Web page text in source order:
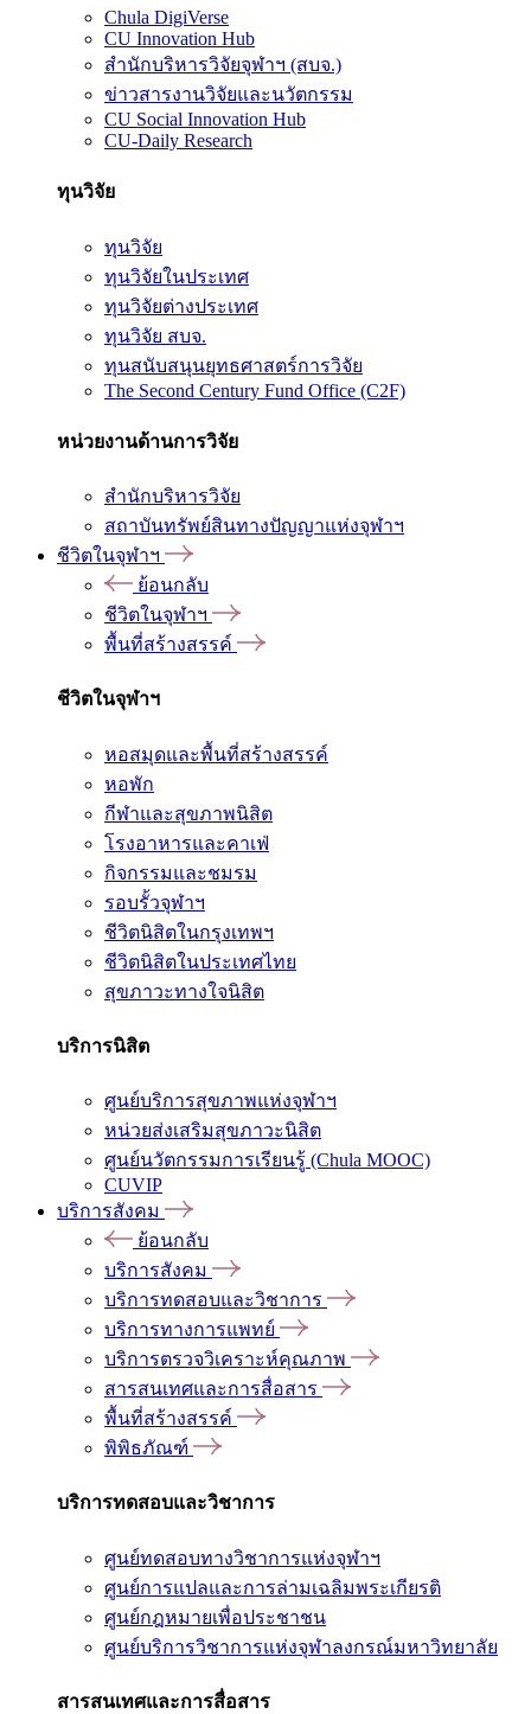
Chula DigiVerse
CU Innovation Hub
สำนักบริหารวิจัยจุฬาฯ (สบจ.)
ข่าวสารงานวิจัยและนวัตกรรม
CU Social Innovation Hub
CU-Daily Research
ทุนวิจัย
ทุนวิจัย
ทุนวิจัยในประเทศ
ทุนวิจัยต่างประเทศ
ทุนวิจัย สบจ.
ทุนสนับสนุนยุทธศาสตร์การวิจัย
The Second Century Fund Office (C2F)
หน่วยงานด้านการวิจัย
สำนักบริหารวิจัย
สถาบันทรัพย์สินทางปัญญาแห่งจุฬาฯ
ชีวิตในจุฬาฯ
ย้อนกลับ
ชีวิตในจุฬาฯ
พื้นที่สร้างสรรค์
ชีวิตในจุฬาฯ
หอสมุดและพื้นที่สร้างสรรค์
หอพัก
กีฬาและสุขภาพนิสิต
โรงอาหารและคาเฟ่
กิจกรรมและชมรม
รอบรั้วจุฬาฯ
ชีวิตนิสิตในกรุงเทพฯ
ชีวิตนิสิตในประเทศไทย
สุขภาวะทางใจนิสิต
บริการนิสิต
ศูนย์บริการสุขภาพแห่งจุฬาฯ
หน่วยส่งเสริมสุขภาวะนิสิต
ศูนย์นวัตกรรมการเรียนรู้ (Chula MOOC)
CUVIP
บริการสังคม
ย้อนกลับ
บริการสังคม
บริการทดสอบและวิชาการ
บริการทางการแพทย์
บริการตรวจวิเคราะห์คุณภาพ
สารสนเทศและการสื่อสาร
พื้นที่สร้างสรรค์
พิพิธภัณฑ์
บริการทดสอบและวิชาการ
ศูนย์ทดสอบทางวิชาการแห่งจุฬาฯ
ศูนย์การแปลและการล่ามเฉลิมพระเกียรติ
ศูนย์กฎหมายเพื่อประชาชน
ศูนย์บริการวิชาการแห่งจุฬาลงกรณ์มหาวิทยาลัย
สารสนเทศและการสื่อสาร